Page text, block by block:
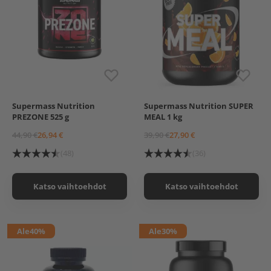
Red Energy
Wild Berry
Supermass Nutrition
PREZONE 525 g
44,90 €26,94 €
(48)
Katso vaihtoehdot
Orange-Chocolate
Choc-Cookie
Lemon Yogurt
Smooth Cocoa
Supermass Nutrition SUPER
MEAL 1 kg
39,90 €27,90 €
(36)
Katso vaihtoehdot
Ale40% Ale30%